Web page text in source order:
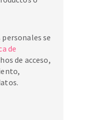
se
de
de acceso,